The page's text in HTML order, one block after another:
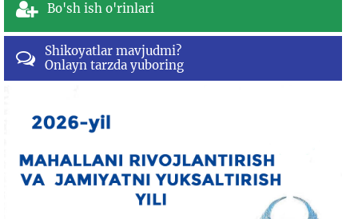
Bo'sh ish o'rinlari
Shikoyatlar mavjudmi?
Onlayn tarzda yuboring